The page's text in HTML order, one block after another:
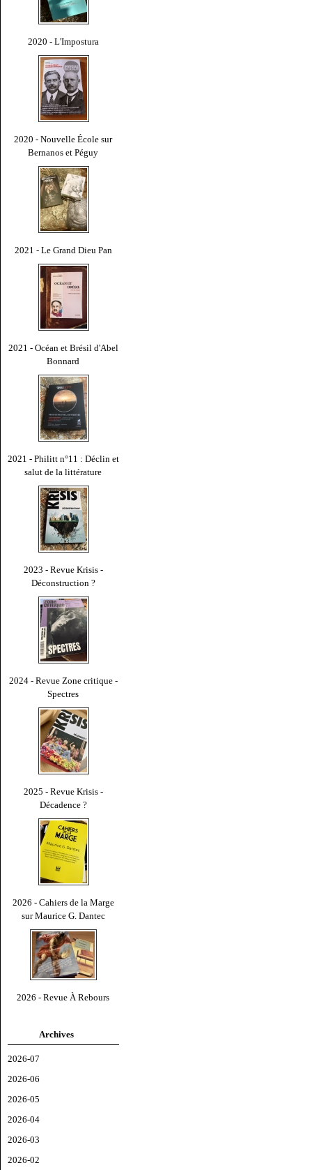
2020 - L'Impostura
2020 - Nouvelle École sur
Bernanos et Péguy
2021 - Le Grand Dieu Pan
2021 - Océan et Brésil d'Abel
Bonnard
2021 - Philitt n°11 : Déclin et
salut de la littérature
2023 - Revue Krisis -
Déconstruction ?
2024 - Revue Zone critique -
Spectres
2025 - Revue Krisis -
Décadence ?
2026 - Cahiers de la Marge
sur Maurice G. Dantec
2026 - Revue À Rebours
Archives
2026-07
2026-06
2026-05
2026-04
2026-03
2026-02